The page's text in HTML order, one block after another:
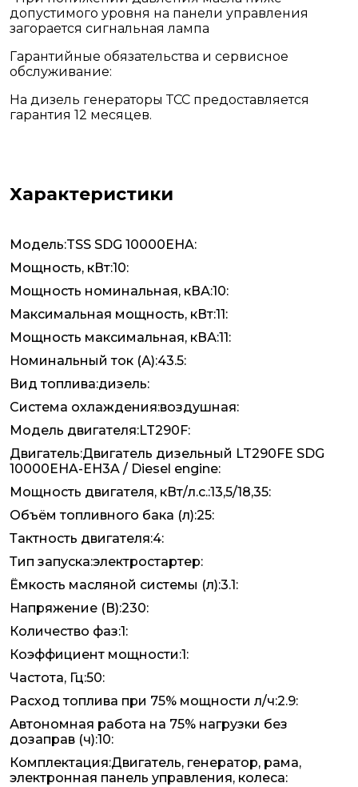
допустимого уровня на панели управления
загорается сигнальная лампа
Гарантийные обязательства и сервисное
обслуживание:
На дизель генераторы ТСС предоставляется
гарантия 12 месяцев.
Характеристики
Модель:TSS SDG 10000EHA:
Мощность, кВт:10:
Мощность номинальная, кВА:10:
Максимальная мощность, кВт:11:
Мощность максимальная, кВА:11:
Номинальный ток (А):43.5:
Вид топлива:дизель:
Система охлаждения:воздушная:
Модель двигателя:LT290F:
Двигатель:Двигатель дизельный LT290FE SDG
10000EHA-EH3A / Diesel engine:
Мощность двигателя, кВт/л.с.:13,5/18,35:
Объём топливного бака (л):25:
Тактность двигателя:4:
Тип запуска:электростартер:
Ёмкость масляной системы (л):3.1:
Напряжение (В):230:
Количество фаз:1:
Коэффициент мощности:1:
Частота, Гц:50:
Расход топлива при 75% мощности л/ч:2.9:
Автономная работа на 75% нагрузки без
дозаправ (ч):10:
Комплектация:Двигатель, генератор, рама,
электронная панель управления, колеса: